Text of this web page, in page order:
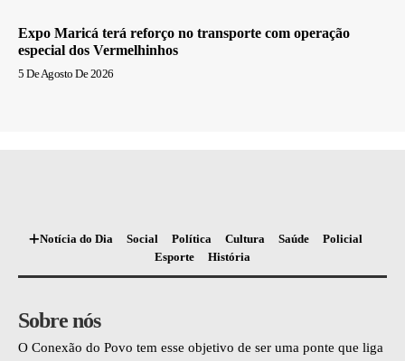
Expo Maricá terá reforço no transporte com operação
especial dos Vermelhinhos
5 De Agosto De 2026
Notícia do Dia Social Política Cultura Saúde
Policial
Esporte
História
Sobre nós
O Conexão do Povo tem esse objetivo de ser uma ponte que liga